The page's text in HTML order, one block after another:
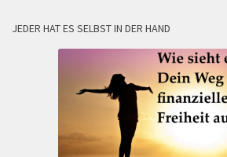
JEDER HAT ES SELBST IN DER HAND